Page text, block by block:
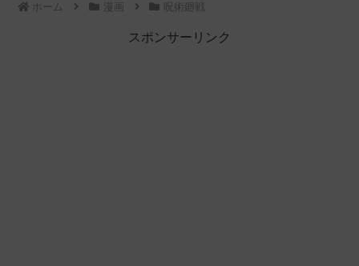
ホーム 漫画 呪術廻戦
スポンサーリンク